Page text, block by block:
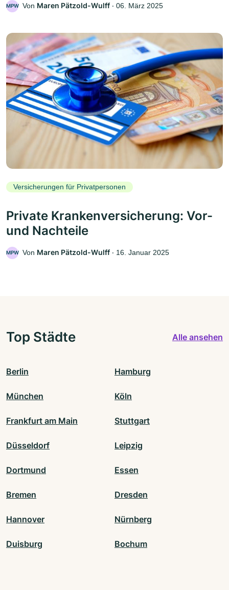
MPW Von Maren Pätzold-Wulff ‧ 06. März 2025
Versicherungen für Privatpersonen
Private Krankenversicherung: Vor-
und Nachteile
MPW Von Maren Pätzold-Wulff ‧ 16. Januar 2025
Top Städte Alle ansehen
Berlin Hamburg
München Köln
Frankfurt am Main Stuttgart
Düsseldorf Leipzig
Dortmund Essen
Bremen Dresden
Hannover Nürnberg
Duisburg Bochum